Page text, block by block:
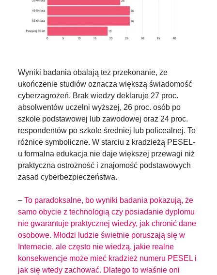
Wyniki badania obalają też przekonanie, że
ukończenie studiów oznacza większą świadomość
cyberzagrożeń. Brak wiedzy deklaruje 27 proc.
absolwentów uczelni wyższej, 26 proc. osób po
szkole podstawowej lub zawodowej oraz 24 proc.
respondentów po szkole średniej lub policealnej. To
różnice symboliczne. W starciu z kradzieżą PESEL-
u formalna edukacja nie daje większej przewagi niż
praktyczna ostrożność i znajomość podstawowych
zasad cyberbezpieczeństwa.
– To paradoksalne, bo wyniki badania pokazują, że
samo obycie z technologią czy posiadanie dyplomu
nie gwarantuje praktycznej wiedzy, jak chronić dane
osobowe. Młodzi ludzie świetnie poruszają się w
Internecie, ale często nie wiedzą, jakie realne
konsekwencje może mieć kradzież numeru PESEL i
jak się wtedy zachować. Dlatego to właśnie oni